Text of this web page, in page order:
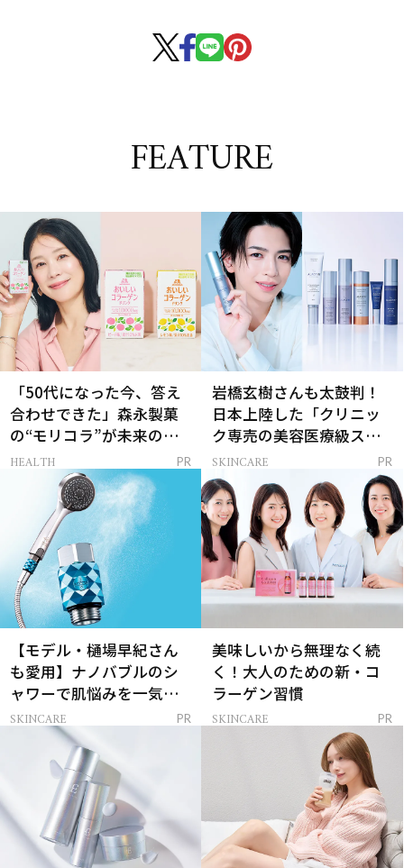
FEATURE
「50代になった今、答え
合わせできた」森永製菓
の“モリコラ”が未来のキ
レイを連れてくる！
HEALTH PR
岩橋玄樹さんも太鼓判！
日本上陸した「クリニッ
ク専売の美容医療級スキ
ンケア」
SKINCARE PR
【モデル・樋場早紀さん
も愛用】ナノバブルのシ
ャワーで肌悩みを一気に
解決
SKINCARE PR
美味しいから無理なく続
く！大人のための新・コ
ラーゲン習慣
SKINCARE PR